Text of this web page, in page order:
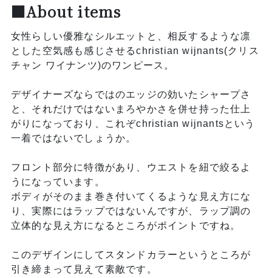
■About items
女性らしい優雅なシルエットと、相反するような凛
とした空気感も感じさせるchristian wijnants(クリス
チャン ワイナンツ)のワンピース。
デザイナーズならではのエッジの効いたシャープさ
と、それだけではないまろやかさを併せ持った仕上
がりになっており、これぞchristian wijnantsという
一着ではないでしょうか。
フロント部分に特徴があり、ウエストを紐で絞るよ
うになっています。
ボディがそのまま巻き付いてくるような見え方にな
り、実際にはラップではないんですが、ラップ調の
立体的な見え方になるところがポイントですね。
このデザインにしてスタンドカラーというところが
引き締まって見えて素敵です。